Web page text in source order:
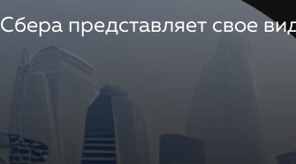
представляет свое